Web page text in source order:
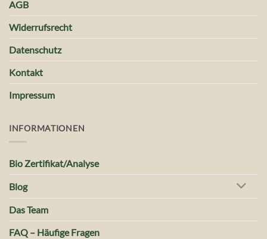
AGB
Widerrufsrecht
Datenschutz
Kontakt
Impressum
INFORMATIONEN
Bio Zertifikat/Analyse
Blog
Das Team
FAQ – Häufige Fragen